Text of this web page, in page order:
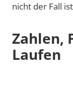
nicht der Fall
Zahlen,
Laufen